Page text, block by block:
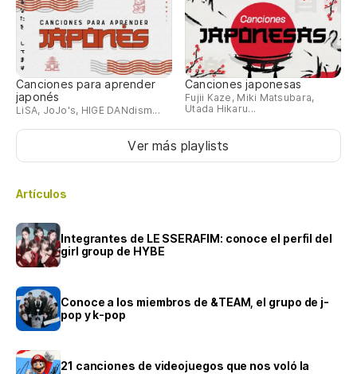
Canciones para aprender
japonés
LiSA, JoJo's, HIGE DANdism...
Canciones japonesas
Fujii Kaze, Miki Matsubara,
Utada Hikaru...
Ver más playlists
Artículos
Integrantes de LE SSERAFIM: conoce el perfil del
girl group de HYBE
Conoce a los miembros de &TEAM, el grupo de j-
pop y k-pop
21 canciones de videojuegos que nos voló la